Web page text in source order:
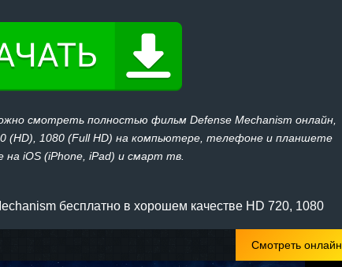
смотреть полностью фильм Defense Mechanism онлайн,
(HD), 1080 (Full HD) на компьютере, телефоне и планшете
на iOS (iPhone, iPad) и смарт тв.
бесплатно в хорошем качестве HD 720, 1080
Смотреть онлайн